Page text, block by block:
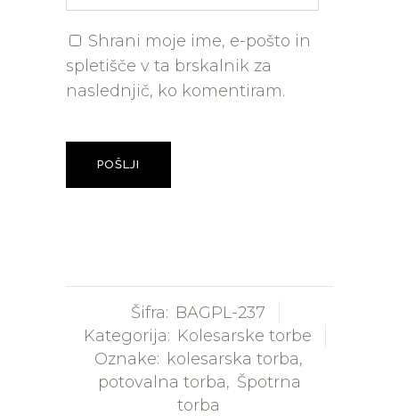
Shrani moje ime, e-pošto in
spletišče v ta brskalnik za
naslednjič, ko komentiram.
Šifra: BAGPL-237
Kategorija: Kolesarske torbe
Oznake: kolesarska torba,
potovalna torba, Špotrna
torba